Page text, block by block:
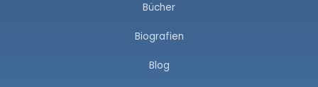
Bücher
Biografien
Blog